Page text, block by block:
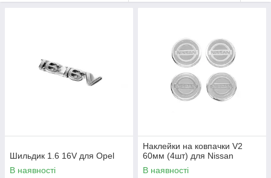
Шильдик 1.6 16V для Opel
В наявності
Наклейки на ковпачки V2
60мм (4шт) для Nissan
В наявності